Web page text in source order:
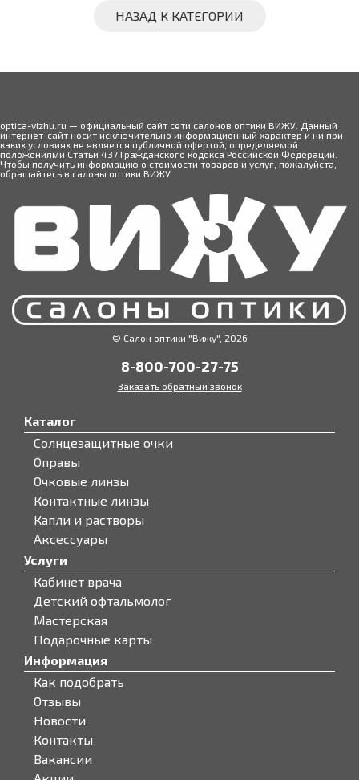
НАЗАД К КАТЕГОРИИ
optica-vizhu.ru — официальный сайт сети салонов оптики ВИЖУ. Данный
интернет-сайт носит исключительно информационный характер и ни при
каких условиях не является публичной офертой, определяемой
положениями Статьи 437 Гражданского кодекса Российской Федерации.
Чтобы получить информацию о стоимости товаров и услуг, пожалуйста,
обращайтесь в салоны оптики ВИЖУ.
© Салон оптики "Вижу", 2026
8-800-700-27-75
Заказать обратный звонок
Каталог
Солнцезащитные очки
Оправы
Очковые линзы
Контактные линзы
Капли и растворы
Аксессуары
Услуги
Кабинет врача
Детский офтальмолог
Мастерская
Подарочные карты
Информация
Как подобрать
Отзывы
Новости
Контакты
Вакансии